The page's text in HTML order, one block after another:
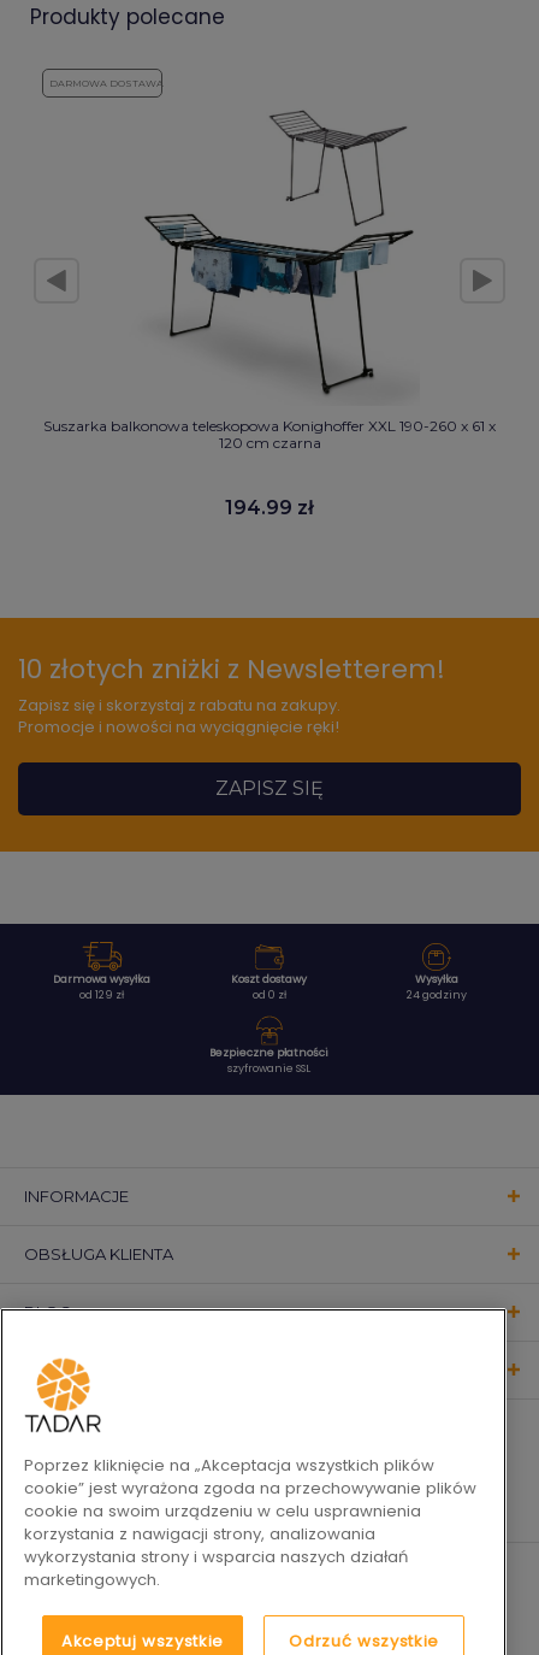
produkty polecane
DARMOWA DOSTAWA
Suszarka balkonowa teleskopowa Konighoffer XXL 190-260 x 61 x
120 cm czarna
194.99 zł
10 złotych zniżki z Newsletterem!
Zapisz się i skorzystaj z rabatu na zakupy.
Promocje i nowości na wyciągnięcie ręki!
ZAPISZ SIĘ
Darmowa wysyłka
od 129 zł
Koszt dostawy
od 0 zł
Wysyłka
24 godziny
Bezpieczne płatności
szyfrowanie SSL
INFORMACJE
OBSŁUGA KLIENTA
BLOG
KONTAKT
Poprzez kliknięcie na „Akceptacja wszystkich plików
cookie” jest wyrażona zgoda na przechowywanie plików
cookie na swoim urządzeniu w celu usprawnienia
korzystania z nawigacji strony, analizowania
wykorzystania strony i wsparcia naszych działań
marketingowych.
Akceptuj wszystkie Odrzuć wszystkie